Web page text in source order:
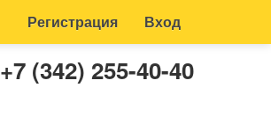
Регистрация Вход
+7 (342) 255-40-40